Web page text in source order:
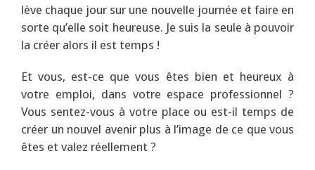
lève chaque jour sur une nouvelle journée et faire en
sorte qu’elle soit heureuse. Je suis la seule à pouvoir
la créer alors il est temps !
Et vous, est-ce que vous êtes bien et heureux à
votre emploi, dans votre espace professionnel ?
Vous sentez-vous à votre place ou est-il temps de
créer un nouvel avenir plus à l’image de ce que vous
êtes et valez réellement ?